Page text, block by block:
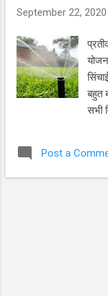
September 22, 2020
बहुत
सभी
Post a